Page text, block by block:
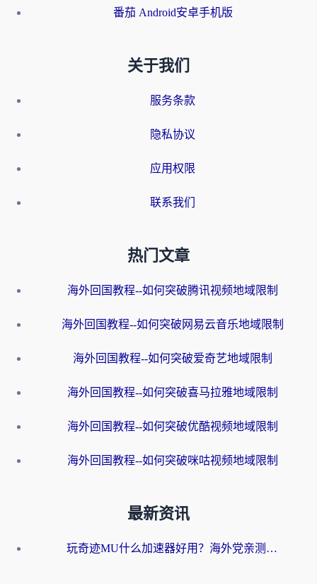
番茄 Android安卓手机版
关于我们
服务条款
隐私协议
应用权限
联系我们
热门文章
海外回国教程--如何突破腾讯视频地域限制
海外回国教程--如何突破网易云音乐地域限制
海外回国教程--如何突破爱奇艺地域限制
海外回国教程--如何突破喜马拉雅地域限制
海外回国教程--如何突破优酷视频地域限制
海外回国教程--如何突破咪咕视频地域限制
最新资讯
玩奇迹MU什么加速器好用？海外党亲测：这款加速器让你告别延迟卡顿！